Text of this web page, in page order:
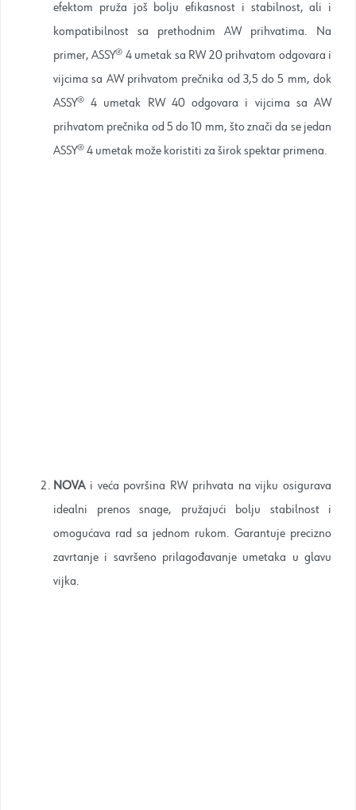
efektom pruža još bolju efikasnost i stabilnost, ali i
kompatibilnost sa prethodnim AW prihvatima. Na
primer, ASSY® 4 umetak sa RW 20 prihvatom odgovara i
vijcima sa AW prihvatom prečnika od 3,5 do 5 mm, dok
ASSY® 4 umetak RW 40 odgovara i vijcima sa AW
prihvatom prečnika od 5 do 10 mm, što znači da se jedan
ASSY® 4 umetak može koristiti za širok spektar primena.
NOVA i veća površina RW prihvata na vijku osigurava
idealni prenos snage, pružajući bolju stabilnost i
omogućava rad sa jednom rukom. Garantuje precizno
zavrtanje i savršeno prilagođavanje umetaka u glavu
vijka.